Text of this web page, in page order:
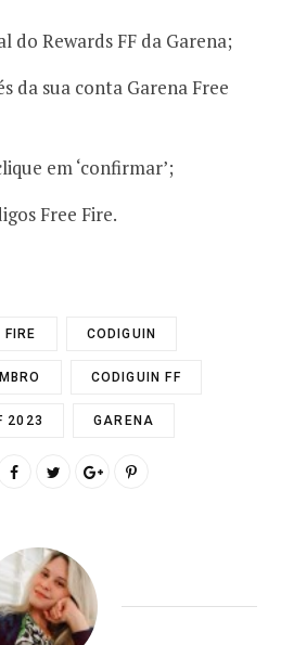
do Rewards FF da Garena;
da sua conta Garena Free
em ‘confirmar’;
Free Fire.
FIRE CODIGUIN
CODIGUIN FF
2023 GARENA